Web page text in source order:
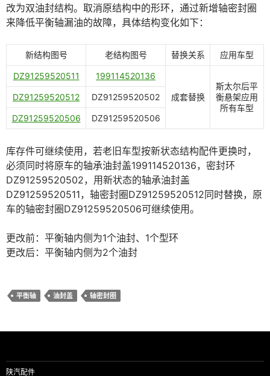
改为双油封结构。取消原结构中的形环，通过新增轴密封圈
来降低平衡轴漏油的故障，具体结构变化如下：
新结构图号 老结构图号 替换关系 应用车型
DZ91259520511 199114520136
成套替换
斯太尔后平
衡悬架应用
所有车型
DZ91259520512 DZ91259520502
DZ91259520506 DZ91259520506
库存件可继续使用，若老旧车型按新状态结构配件更换时，
必须同时将原车的轴承油封盖199114520136，密封环
DZ91259520502，用新状态的轴承油封盖
DZ91259520511，轴密封圈DZ91259520512同时替换，原
车的轴密封圈DZ91259520506可继续使用。
更改前：平衡轴内侧为1个油封、1个型环
更改后：平衡轴内侧为2个油封
平衡轴 油封盖 轴密封圈
陕汽配件